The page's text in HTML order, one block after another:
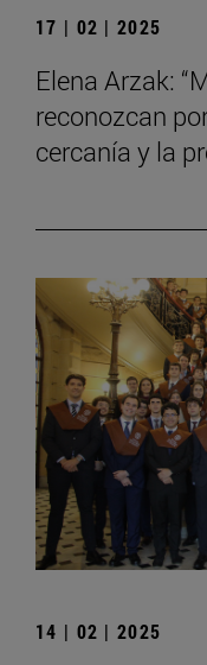
17 | 02 | 2025
Elena Arzak:
reconozcan
cercanía y la
14 | 02 | 2025